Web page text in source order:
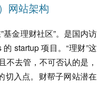
网站架构
基金理财社区”。是国内访
startup 项目。“理财”这
不去管，不可否认的是，
切入点。财帮子网站潜在